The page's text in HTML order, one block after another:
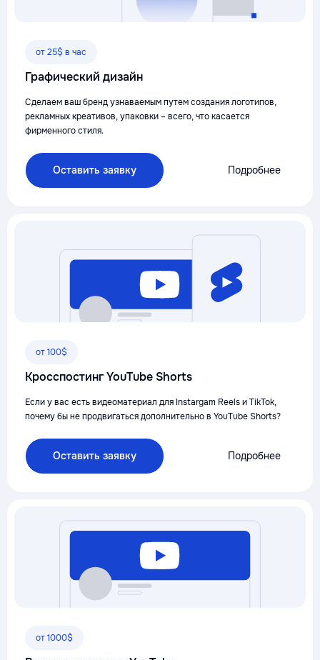
от 25$ в час
Графический дизайн
Сделаем ваш бренд узнаваемым путем создания логотипов,
рекламных креативов, упаковки – всего, что касается
фирменного стиля.
Оставить заявку Подробнее
от 100$
Кросспостинг YouTube Shorts
Если у вас есть видеоматериал для Instargam Reels и TikTok,
почему бы не продвигаться дополнительно в YouTube Shorts?
Оставить заявку Подробнее
от 1000$